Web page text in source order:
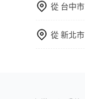
從 台中市
從新北市